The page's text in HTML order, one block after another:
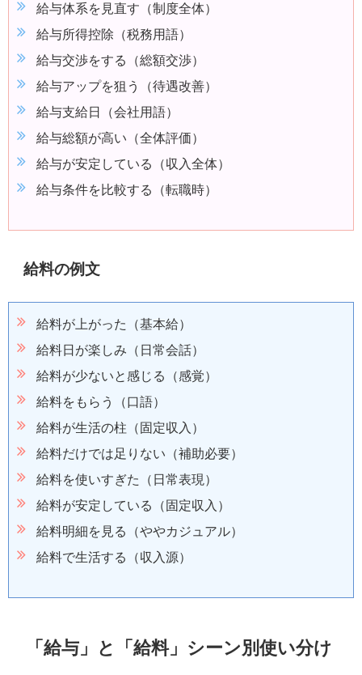
給与体系を見直す（制度全体）
給与所得控除（税務用語）
給与交渉をする（総額交渉）
給与アップを狙う（待遇改善）
給与支給日（会社用語）
給与総額が高い（全体評価）
給与が安定している（収入全体）
給与条件を比較する（転職時）
給料の例文
給料が上がった（基本給）
給料日が楽しみ（日常会話）
給料が少ないと感じる（感覚）
給料をもらう（口語）
給料が生活の柱（固定収入）
給料だけでは足りない（補助必要）
給料を使いすぎた（日常表現）
給料が安定している（固定収入）
給料明細を見る（ややカジュアル）
給料で生活する（収入源）
「給与」と「給料」シーン別使い分け